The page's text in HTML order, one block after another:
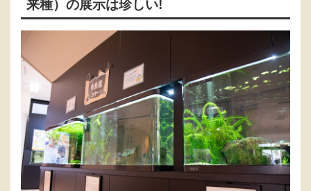
来種）の展示は珍しい!